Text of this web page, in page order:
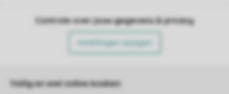
Controle over jouw gegevens & privacy
Instellingen wijzigen
Veilig en snel online boeken